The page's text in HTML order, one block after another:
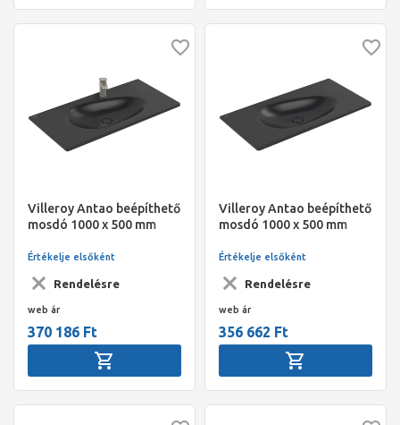
Villeroy Antao beépíthető
mosdó 1000 x 500 mm
Rendelésre
Értékelje elsőként
web ár
370 186 Ft
Villeroy Antao beépíthető
mosdó 1000 x 500 mm
Rendelésre
Értékelje elsőként
web ár
356 662 Ft